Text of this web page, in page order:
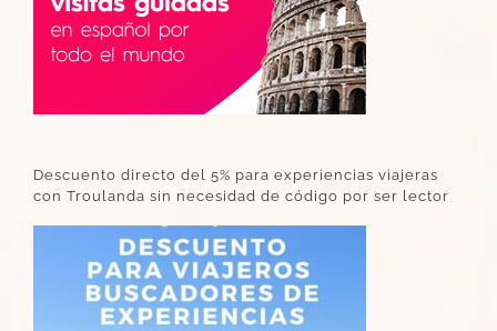
Descuento directo del 5% para experiencias viajeras
con Troulanda sin necesidad de código por ser lector